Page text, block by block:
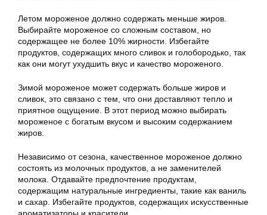
Летом мороженое должно содержать меньше жиров.
Выбирайте мороженое со сложным составом, но
содержащее не более 10% жирности. Избегайте
продуктов, содержащих много сливок и голобородько, так
как они могут ухудшить вкус и качество мороженого.
Зимой мороженое может содержать больше жиров и
сливок, это связано с тем, что они доставляют тепло и
приятное ощущение. В этот период можно выбирать
мороженое с богатым вкусом и высоким содержанием
жиров.
Независимо от сезона, качественное мороженое должно
состоять из молочных продуктов, а не заменителей
молока. Отдавайте предпочтение продуктам,
содержащим натуральные ингредиенты, такие как ваниль
и сахар. Избегайте продуктов, содержащих искусственные